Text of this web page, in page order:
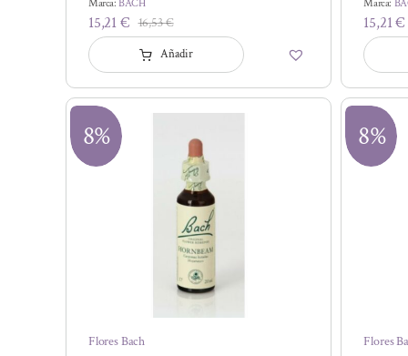
Marca:BACH
16,53€El
precio
original
era:
16,53 €.
15,21€
El
precio
actual
es:
15,21 €.
Añadir
Marca:
15,21€
8%
Flores Bach
8%
Flores